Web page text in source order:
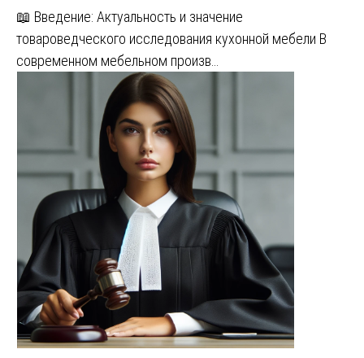
📖 Введение: Актуальность и значение
товароведческого исследования кухонной мебели В
современном мебельном произв…